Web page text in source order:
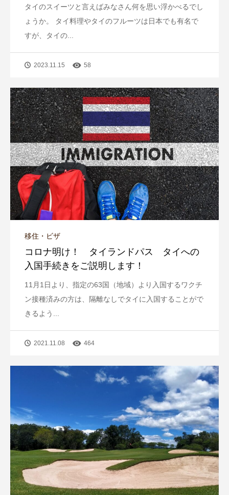
タイのスイーツと言えばみなさん何を思い浮かべるでし
ょうか。 タイ料理やタイのフルーツは日本でも有名で
すが、タイの...
2023.11.15 58
移住・ビザ
コロナ明け！ タイランドパス タイへの
入国手続きをご説明します！
11月1日より、指定の63国（地域）より入国するワクチ
ン接種済みの方は、隔離なしでタイに入国することがで
きるよう...
2021.11.08 464